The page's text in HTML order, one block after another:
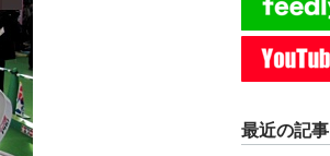
最近の記事